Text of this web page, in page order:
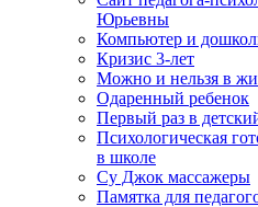
Юрьевны
Компьютер и
Кризис 3-лет
Можно и нельзя в
Одаренный ребенок
Первый раз в
Психологическая
в школе
Су Джок массажеры
Памятка для